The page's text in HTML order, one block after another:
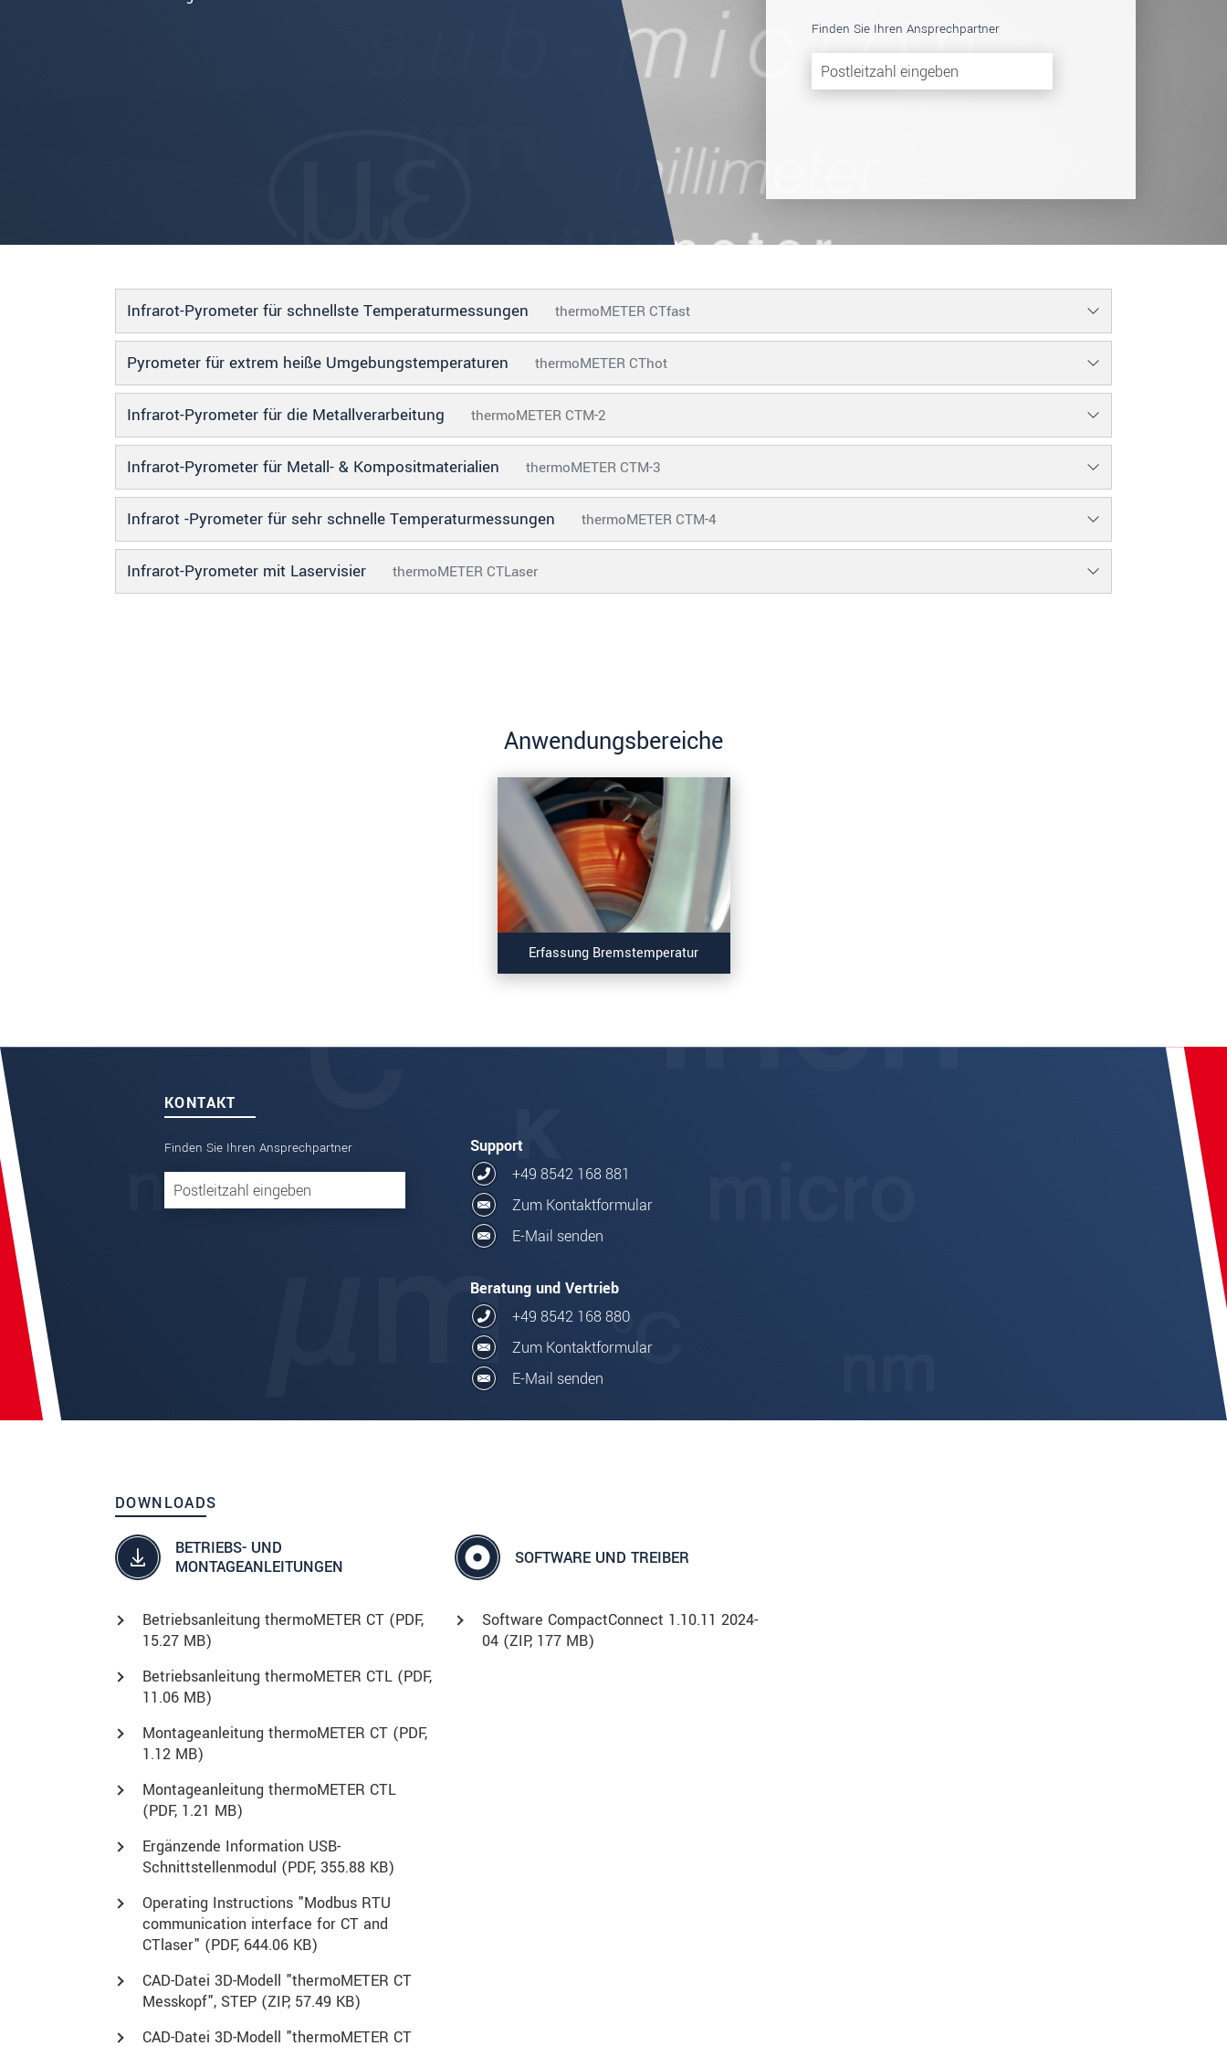
Finden Sie Ihren Ansprechpartner
Infrarot-Pyrometer für schnellste Temperaturmessungen thermoMETER CTfast
Pyrometer für extrem heiße Umgebungstemperaturen thermoMETER CThot
Infrarot-Pyrometer für die Metallverarbeitung thermoMETER CTM-2
Infrarot-Pyrometer für Metall- & Kompositmaterialien thermoMETER CTM-3
Infrarot -Pyrometer für sehr schnelle Temperaturmessungen thermoMETER CTM-4
Infrarot-Pyrometer mit Laservisier thermoMETER CTLaser
Anwendungsbereiche
Erfassung Bremstemperatur
KONTAKT
Support
+49 8542 168 881
Zum Kontaktformular
E-Mail senden
Beratung und Vertrieb
+49 8542 168 880
Zum Kontaktformular
E-Mail senden
Finden Sie Ihren Ansprechpartner
DOWNLOADS
BETRIEBS- UND
MONTAGEANLEITUNGEN
Betriebsanleitung thermoMETER CT (PDF,
15.27 MB)
Betriebsanleitung thermoMETER CTL (PDF,
11.06 MB)
Montageanleitung thermoMETER CT (PDF,
1.12 MB)
Montageanleitung thermoMETER CTL
(PDF, 1.21 MB)
Ergänzende Information USB-
Schnittstellenmodul (PDF, 355.88 KB)
Operating Instructions "Modbus RTU
communication interface for CT and
CTlaser" (PDF, 644.06 KB)
CAD-Datei 3D-Modell "thermoMETER CT
Messkopf", STEP (ZIP, 57.49 KB)
CAD-Datei 3D-Modell "thermoMETER CT
SOFTWARE UND TREIBER
Software CompactConnect 1.10.11 2024-
04 (ZIP, 177 MB)